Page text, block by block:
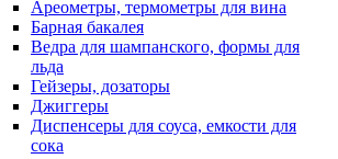
Ареометры, термометры для вина
Барная бакалея
Ведра для шампанского, формы для
льда
Гейзеры, дозаторы
Джиггеры
Диспенсеры для соуса, емкости для
сока